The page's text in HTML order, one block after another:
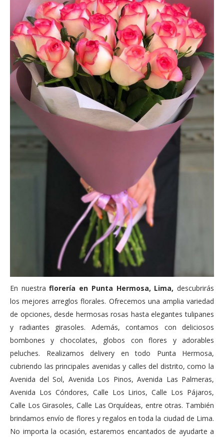
En nuestraflorería en Punta Hermosa, Lima, descubrirás
los mejores arreglos florales. Ofrecemos una amplia variedad
de opciones, desde hermosas rosas hasta elegantes tulipanes
y radiantes girasoles. Además, contamos con deliciosos
bombones y chocolates, globos con flores y adorables
peluches. Realizamos delivery en todo Punta Hermosa,
cubriendo las principales avenidas y calles del distrito, como la
Avenida del Sol, Avenida Los Pinos, Avenida Las Palmeras,
Avenida Los Cóndores, Calle Los Lirios, Calle Los Pájaros,
Calle Los Girasoles, Calle Las Orquídeas, entre otras. También
brindamos envío de flores y regalos en toda la ciudad de Lima.
No importa la ocasión, estaremos encantados de ayudarte a